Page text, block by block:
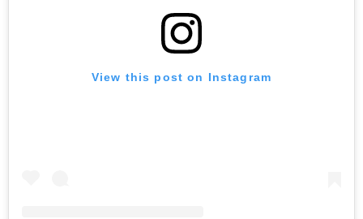
View this post on Instagram